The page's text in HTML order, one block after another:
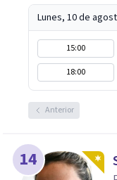
Lunes, 10 de
15:00
18:00
Anterior
14